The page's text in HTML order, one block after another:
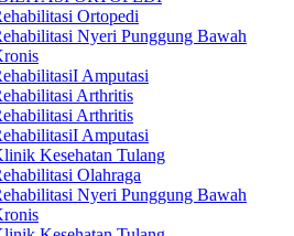
Ortopedi
Nyeri Punggung Bawah
Amputasi
Arthritis
Arthritis
Amputasi
Kesehatan Tulang
Olahraga
Nyeri Punggung Bawah